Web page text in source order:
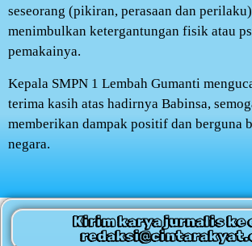
seseorang (pikiran, perasaan dan
menimbulkan ketergantungan fisik atau
pemakainya.
Kepala SMPN 1 Lembah Gumanti
terima kasih atas hadirnya Babinsa,
memberikan dampak positif dan berguna
negara.
Kirim karya jurnalis ke